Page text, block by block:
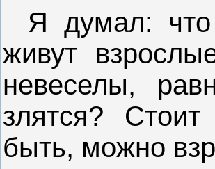
Я думал: что
живут
невеселы,
злятся?
быть, можно